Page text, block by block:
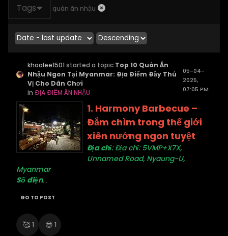
Tags quán ăn nhậu
khoalee1501 started a topic Top 10 Quán Ăn
Nhậu Ngon Tại Myanmar: Địa Điểm Đầy Thú
Vị Cho Dân Chơi
in ĐỊA ĐIỂM ĂN NHẬU
05-04-
2025,
07:05 PM
1. Harmony Barbecue –
Đắm chìm trong thế giới
xiên nướng ngon tuyệt
Địa chỉ: Địa chỉ: 5VMP+X7X,
Unnamed Road, Nyaung-U,
Myanmar
Số điện...
GO TO POST
🥰 1 😎 1